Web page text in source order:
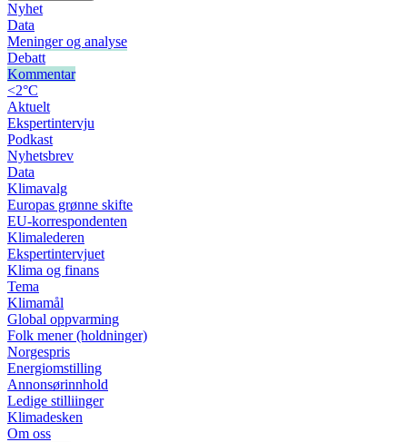
Nyhet
Data
Meninger og analyse
Debatt
Kommentar
<2°C
Aktuelt
Ekspertintervju
Podkast
Nyhetsbrev
Data
Klimavalg
Europas grønne skifte
EU-korrespondenten
Klimalederen
Ekspertintervjuet
Klima og finans
Tema
Klimamål
Global oppvarming
Folk mener (holdninger)
Norgespris
Energiomstilling
Annonsørinnhold
Ledige stilliinger
Klimadesken
Om oss